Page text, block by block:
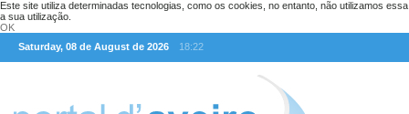
Este site utiliza determinadas tecnologias, como os cookies, no entanto, não utilizamos
a sua utilização.
OK
Saturday, 08 de August de 2026
18:22